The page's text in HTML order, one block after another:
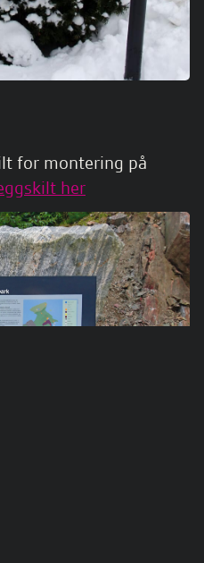
for montering på
her